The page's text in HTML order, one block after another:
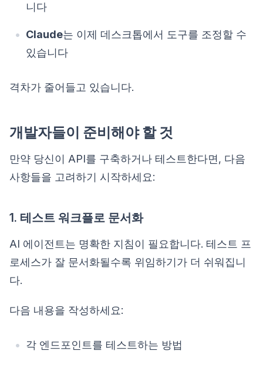
니다
Claude는 이제 데스크톱에서 도구를 조정할 수
있습니다
격차가 줄어들고 있습니다.
개발자들이 준비해야 할 것
만약 당신이 API를 구축하거나 테스트한다면, 다음
사항들을 고려하기 시작하세요:
1. 테스트 워크플로 문서화
AI 에이전트는 명확한 지침이 필요합니다. 테스트 프
로세스가 잘 문서화될수록 위임하기가 더 쉬워집니
다.
다음 내용을 작성하세요:
각 엔드포인트를 테스트하는 방법